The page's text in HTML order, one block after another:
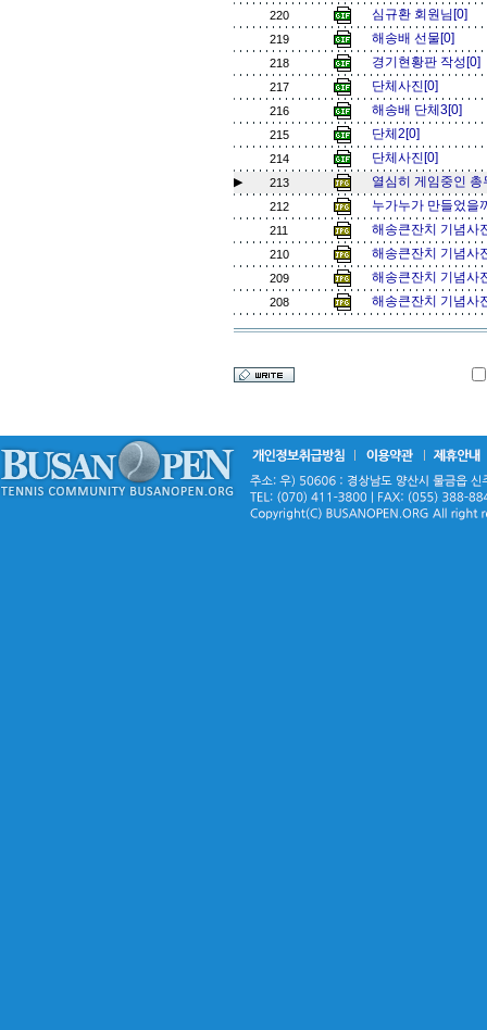
220 심규환 회원님[0]
219 해송배 선물[0]
218 경기현황판 작성[0]
217 단체사진[0]
216 해송배 단체3[0]
215 단체2[0]
214 단체사진[0]
▶ 213 열심히 게임중인 총
212 누가누가 만들었을
211 해송큰잔치 기념사
210 해송큰잔치 기념
209 해송큰잔치 기념사
208 해송큰잔치 기념사